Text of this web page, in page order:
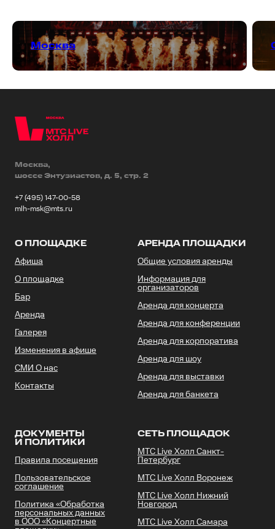
Москва
Москва,
шоссе Энтузиастов, д. 5, стр. 2
+7 (495) 147-00-58
mlh-msk@mts.ru
О ПЛОЩАДКЕ
Афиша
О площадке
Бар
Аренда
Галерея
Изменения в афише
СМИ О нас
Контакты
АРЕНДА ПЛОЩАДКИ
Общие условия аренды
Информация для
организаторов
Аренда для концерта
Аренда для конференции
Аренда для корпоратива
Аренда для шоу
Аренда для выставки
Аренда для банкета
ДОКУМЕНТЫ
И ПОЛИТИКИ
Правила посещения
Пользовательское
соглашение
Политика «Обработка
персональных данных
в ООО «Концертные
СЕТЬ ПЛОЩАДОК
МТС Live Холл Санкт-
Петербург
МТС Live Холл Воронеж
МТС Live Холл Нижний
Новгород
МТС Live Холл Самара